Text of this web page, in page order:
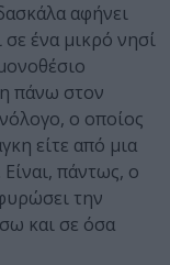
αφήνει
σε ένα μικρό νησί
πάνω στον
ο οποίος
είτε από μια
πάντως, ο
την
και σε όσα